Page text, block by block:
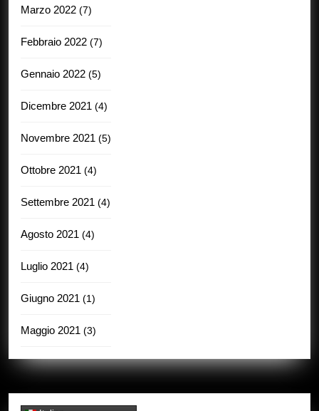
Marzo 2022 (7)
Febbraio 2022 (7)
Gennaio 2022 (5)
Dicembre 2021 (4)
Novembre 2021 (5)
Ottobre 2021 (4)
Settembre 2021 (4)
Agosto 2021 (4)
Luglio 2021 (4)
Giugno 2021 (1)
Maggio 2021 (3)